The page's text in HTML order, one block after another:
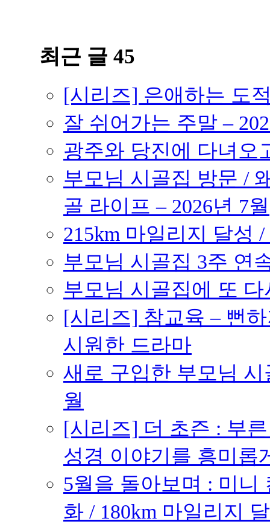
최근 글 45
[시리즈] 은애하는 도
잘 쉬어가는 주말 –
광주와 당진에 다녀오
부모님 시골집 방문 /
골 라이프 – 2026년 7월
215km 마일리지 달성
부모님 시골집 3주 연
부모님 시골집에 또
[시리즈] 참교육 – 뻔
시원한 드라마
새로 구입한 부모님 시
월
[시리즈] 더 초즌 : 부른
성경 이야기를 흥미롭
5월을 돌아보며 : 미니
화 / 180km 마일리지